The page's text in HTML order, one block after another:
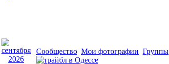
Сообщество Мои фотографии Группы